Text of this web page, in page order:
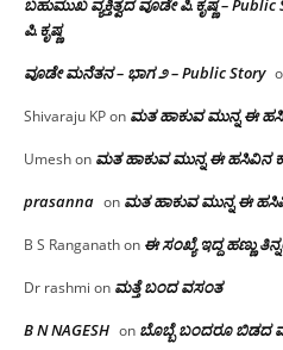
ಬಹುಮುಖ ವ್ಯಕ್ತಿತ್ವದ ವೂಡೇ ಪಿ.ಕೃಷ್ಣ – Public
ಪಿ.ಕೃಷ್ಣ
ವೂಡೇ ಮನೆತನ – ಭಾಗ ೨ – Public Story
Shivaraju KPon ಮತ ಹಾಕುವ ಮುನ್ನ ಈ
Umeshon ಮತ ಹಾಕುವ ಮುನ್ನ ಈ ಹಸಿವಿನ
prasanna on ಮತ ಹಾಕುವ ಮುನ್ನ ಈ
B S Ranganathon ಈ ಸಂಖ್ಯೆ ಇದ್ದ ಹಣ್ಣು
Dr rashmi on ಮತ್ತೆ ಬಂದ ವಸಂತ
B N NAGESH on ಬೊಬ್ಬೆ ಬಂದರೂ ಬಿಡದ